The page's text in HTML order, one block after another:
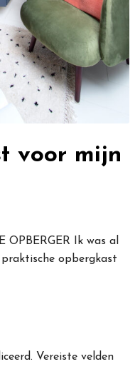
voor mijn
OPBERGER Ik was al
opbergkast
Vereiste velden